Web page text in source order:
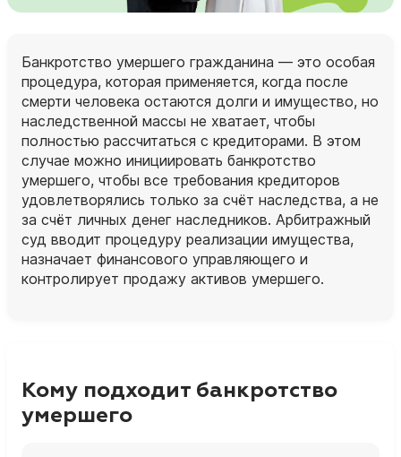
Банкротство умершего гражданина — это особая
процедура, которая применяется, когда после
смерти человека остаются долги и имущество, но
наследственной массы не хватает, чтобы
полностью рассчитаться с кредиторами. В этом
случае можно инициировать банкротство
умершего, чтобы все требования кредиторов
удовлетворялись только за счёт наследства, а не
за счёт личных денег наследников. Арбитражный
суд вводит процедуру реализации имущества,
назначает финансового управляющего и
контролирует продажу активов умершего.
Кому подходит банкротство
умершего